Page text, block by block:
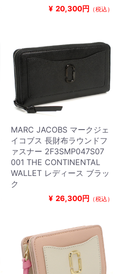
¥ 20,300円 （税込）
MARC JACOBS マークジェ
イコブス 長財布ラウンドフ
ァスナー 2F3SMP047S07
001 THE CONTINENTAL
WALLET レディース ブラッ
ク
¥ 26,300円 （税込）